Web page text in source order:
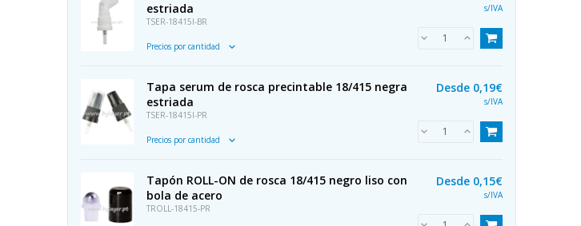
estriada
TSER-18415I-BR
Precios por cantidad
s/IVA
Tapa serum de rosca precintable 18/415 negra
estriada
TSER-18415I-PR
Precios por cantidad
Desde 0,19€
s/IVA
Tapón ROLL-ON de rosca 18/415 negro liso con
bola de acero
TROLL-18415-PR
Desde 0,15€
s/IVA